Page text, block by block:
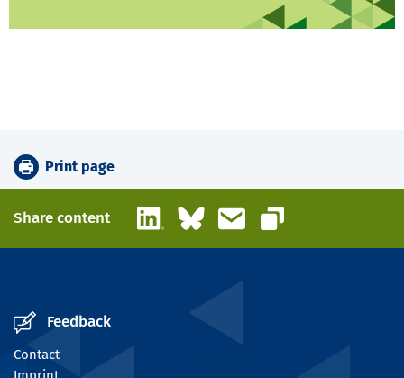
Print page
Share content LinkedInBlueskyEmail
Copy link
Feedback
Contact